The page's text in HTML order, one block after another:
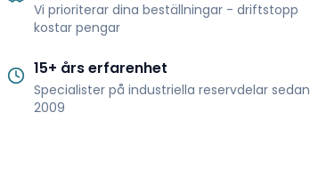
Vi prioriterar dina beställningar - driftstopp
kostar pengar
15+ års erfarenhet
Specialister på industriella reservdelar sedan
2009